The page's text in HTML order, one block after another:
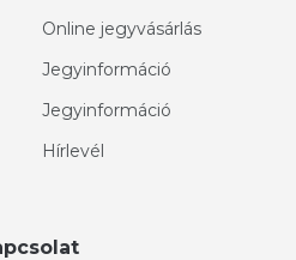
Online jegyvásárlás
Jegyinformáció
Jegyinformáció
Hírlevél